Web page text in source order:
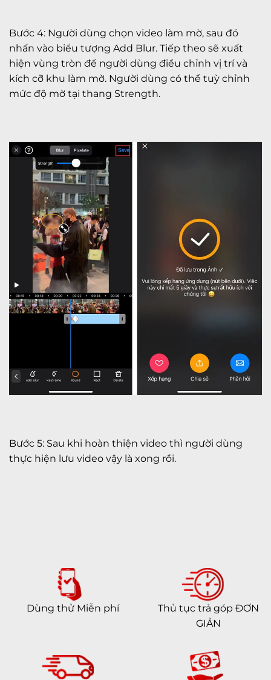
Bước 4: Người dùng chọn video làm mờ, sau đó
nhấn vào biểu tượng Add Blur. Tiếp theo sẽ xuất
hiện vùng tròn để người dùng điều chỉnh vị trí và
kích cỡ khu làm mờ. Người dùng có thể tuỳ chỉnh
mức độ mờ tại thang Strength.
Bước 5: Sau khi hoàn thiện video thì người dùng
thực hiện lưu video vậy là xong rồi.
Dùng thử Miễn phí
Thủ tục trả góp ĐƠN
GIẢN